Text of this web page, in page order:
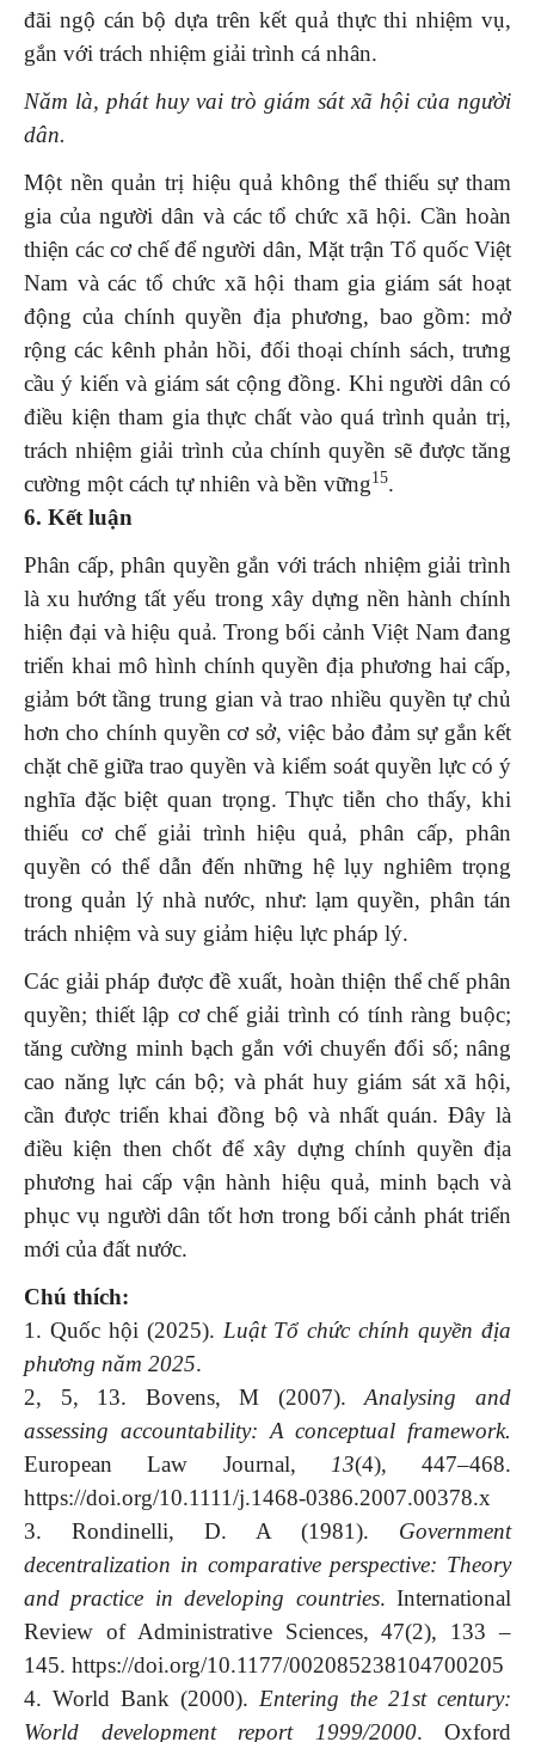
đãi ngộ cán bộ dựa trên kết quả thực thi nhiệm vụ,
gắn với trách nhiệm giải trình cá nhân.
Năm là, phát huy vai trò giám sát xã hội của người
dân.
Một nền quản trị hiệu quả không thể thiếu sự tham
gia của người dân và các tổ chức xã hội. Cần hoàn
thiện các cơ chế để người dân, Mặt trận Tổ quốc Việt
Nam và các tổ chức xã hội tham gia giám sát hoạt
động của chính quyền địa phương, bao gồm: mở
rộng các kênh phản hồi, đối thoại chính sách, trưng
cầu ý kiến và giám sát cộng đồng. Khi người dân có
điều kiện tham gia thực chất vào quá trình quản trị,
trách nhiệm giải trình của chính quyền sẽ được tăng
cường một cách tự nhiên và bền vững15.
6. Kết luận
Phân cấp, phân quyền gắn với trách nhiệm giải trình
là xu hướng tất yếu trong xây dựng nền hành chính
hiện đại và hiệu quả. Trong bối cảnh Việt Nam đang
triển khai mô hình chính quyền địa phương hai cấp,
giảm bớt tầng trung gian và trao nhiều quyền tự chủ
hơn cho chính quyền cơ sở, việc bảo đảm sự gắn kết
chặt chẽ giữa trao quyền và kiểm soát quyền lực có ý
nghĩa đặc biệt quan trọng. Thực tiễn cho thấy, khi
thiếu cơ chế giải trình hiệu quả, phân cấp, phân
quyền có thể dẫn đến những hệ lụy nghiêm trọng
trong quản lý nhà nước, như: lạm quyền, phân tán
trách nhiệm và suy giảm hiệu lực pháp lý.
Các giải pháp được đề xuất, hoàn thiện thể chế phân
quyền; thiết lập cơ chế giải trình có tính ràng buộc;
tăng cường minh bạch gắn với chuyển đổi số; nâng
cao năng lực cán bộ; và phát huy giám sát xã hội,
cần được triển khai đồng bộ và nhất quán. Đây là
điều kiện then chốt để xây dựng chính quyền địa
phương hai cấp vận hành hiệu quả, minh bạch và
phục vụ người dân tốt hơn trong bối cảnh phát triển
mới của đất nước.
Chú thích:
1. Quốc hội (2025). Luật Tổ chức chính quyền địa
phương năm 2025.
2, 5, 13. Bovens, M (2007).Analysing and
assessing accountability: A conceptual framework.
European Law Journal, 13(4), 447–468.
https://doi.org/10.1111/j.1468-0386.2007.00378.x
3. Rondinelli, D. A (1981). Government
decentralization in comparative perspective: Theory
and practice in developing countries. International
Review of Administrative Sciences, 47(2), 133 –
145. https://doi.org/10.1177/002085238104700205
4. World Bank (2000). Entering the 21st century:
World development report 1999/2000. Oxford